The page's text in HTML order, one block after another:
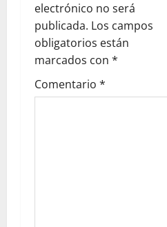
i
o
n
electrónico no será
publicada. Los campos
obligatorios están
marcados con *
Comentario *